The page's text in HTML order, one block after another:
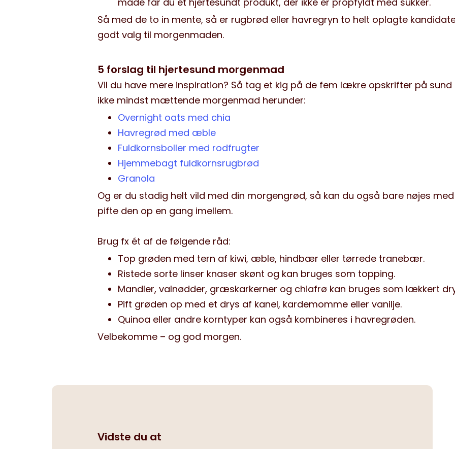
Så med de to in mente, så er rugbrød eller havregryn to helt oplagte
godt valg til morgenmaden.
5 forslag til hjertesund morgenmad
Vil du have mere inspiration? Så tag et kig på de fem lækre opskrifter på sund
ikke mindst mættende morgenmad herunder:
Overnight oats med chia
Havregrød med æble
Fuldkornsboller med rodfrugter
Hjemmebagt fuldkornsrugbrød
Granola
Og er du stadig helt vild med din morgengrød, så kan du også bare nøjes
pifte den op en gang imellem.
Brug fx ét af de følgende råd:
Top grøden med tern af kiwi, æble, hindbær eller tørrede tranebær.
Ristede sorte linser knaser skønt og kan bruges som topping.
Mandler, valnødder, græskarkerner og chiafrø kan bruges som lækkert
Pift grøden op med et drys af kanel, kardemomme eller vanilje.
Quinoa eller andre korntyper kan også kombineres i havregrøden.
Velbekomme – og god morgen.
Vidste du at